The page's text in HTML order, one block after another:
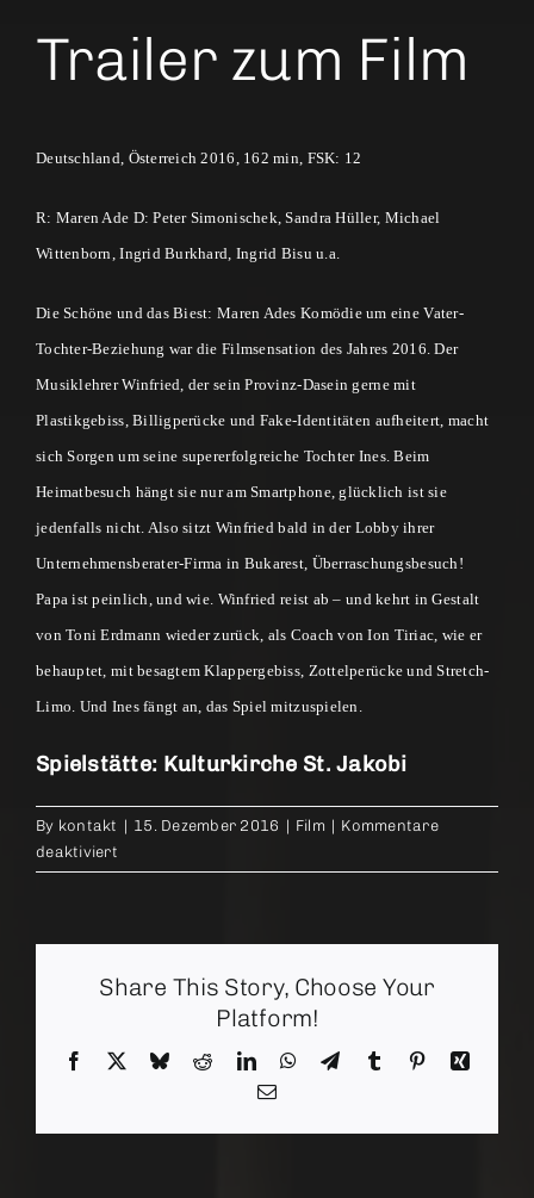
Trailer zum Film
Deutschland, Österreich 2016, 162 min, FSK: 12
R: Maren Ade D: Peter Simonischek,Sandra Hüller, Michael
Wittenborn,Ingrid Burkhard, Ingrid Bisu u.a.
Die Schöne und das Biest: Maren Ades Komödie um eine Vater-
Tochter-Beziehung war die Filmsensation des Jahres 2016. Der
Musiklehrer Winfried, der sein Provinz-Dasein gerne mit
Plastikgebiss, Billigperücke und Fake-Identitäten aufheitert, macht
sich Sorgen um seine supererfolgreiche Tochter Ines. Beim
Heimatbesuch hängt sie nur am Smartphone, glücklich ist sie
jedenfalls nicht. Also sitzt Winfried bald in der Lobby ihrer
Unternehmensberater-Firma in Bukarest, Überraschungsbesuch!
Papa ist peinlich, und wie. Winfried reist ab – und kehrt in Gestalt
von Toni Erdmann wieder zurück, als Coach von Ion Tiriac, wie er
behauptet, mit besagtem Klappergebiss, Zottelperücke und Stretch-
Limo. Und Ines fängt an, das Spiel mitzuspielen.
Spielstätte: Kulturkirche St. Jakobi
By kontakt | 15. Dezember 2016 | Film | Kommentare
deaktiviertfür
Toni
Share This Story, Choose Your
Platform!
Facebook BlueskyRedditLinkedInWhatsApp
TelegramTumblr PinterestXing
Email